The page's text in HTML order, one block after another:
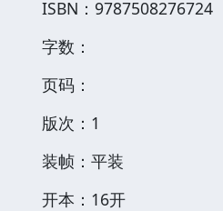
ISBN：9787508276724
字数：
页码：
版次：1
装帧：平装
开本：16开